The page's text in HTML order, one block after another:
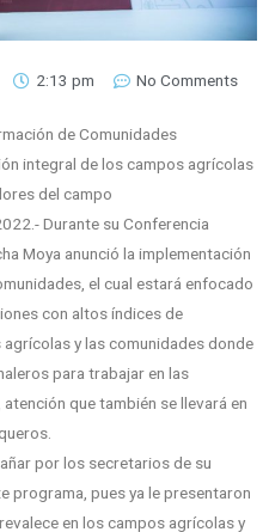
2:13 pm No Comments
de Comunidades
integral de los campos agrícolas
del campo
Durante su Conferencia
Moya anunció la implementación
el cual estará enfocado
con altos índices de
y las comunidades donde
para trabajar en las
que también se llevará en
por los secretarios de su
programa, pues ya le presentaron
en los campos agrícolas y